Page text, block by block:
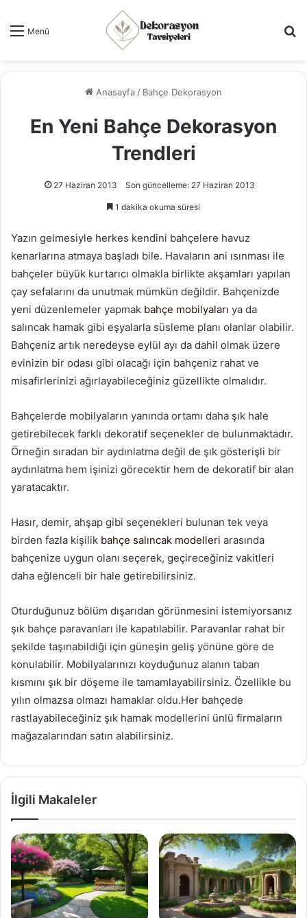
Menü
Anasayfa / Bahçe Dekorasyon
En Yeni Bahçe Dekorasyon
Trendleri
27 Haziran 2013 Son güncelleme: 27 Haziran 2013
1 dakika okuma süresi
Yazın gelmesiyle herkes kendini bahçelere havuz
kenarlarına atmaya başladı bile. Havaların ani ısınması ile
bahçeler büyük kurtarıcı olmakla birlikte akşamları yapılan
çay sefalarını da unutmak mümkün değildir. Bahçenizde
yeni düzenlemeler yapmak bahçe mobilyaları ya da
salıncak hamak gibi eşyalarla süsleme planı olanlar olabilir.
Bahçeniz artık neredeyse eylül ayı da dahil olmak üzere
evinizin bir odası gibi olacağı için bahçeniz rahat ve
misafirlerinizi ağırlayabileceğiniz güzellikte olmalıdır.
Bahçelerde mobilyaların yanında ortamı daha şık hale
getirebilecek farklı dekoratif seçenekler de bulunmaktadır.
Örneğin sıradan bir aydınlatma değil de şık gösterişli bir
aydınlatma hem işinizi görecektir hem de dekoratif bir alan
yaratacaktır.
Hasır, demir, ahşap gibi seçenekleri bulunan tek veya
birden fazla kişilik bahçe salıncak modelleri arasında
bahçenize uygun olanı seçerek, geçireceğiniz vakitleri
daha eğlenceli bir hale getirebilirsiniz.
Oturduğunuz bölüm dışarıdan görünmesini istemiyorsanız
şık bahçe paravanları ile kapatılabilir. Paravanlar rahat bir
şekilde taşınabildiği için güneşin geliş yönüne göre de
konulabilir. Mobilyalarınızı koyduğunuz alanın taban
kısmını şık bir döşeme ile tamamlayabilirsiniz. Özellikle bu
yılın olmazsa olmazı hamaklar oldu.Her bahçede
rastlayabileceğiniz şık hamak modellerini ünlü firmaların
mağazalarından satın alabilirsiniz.
İlgili Makaleler